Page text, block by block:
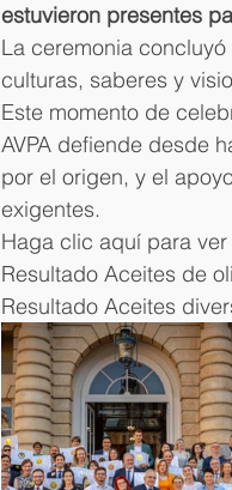
estuvieron presentes
La ceremonia
culturas, saberes y
Este momento de
AVPA defiende desde
por el origen, y el
exigentes.
Haga clic aquí para
Resultado Aceites de
Resultado Aceites